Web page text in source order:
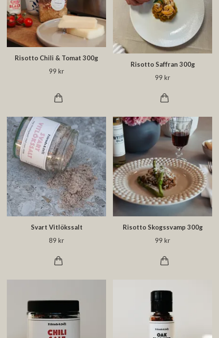
Risotto Chili & Tomat 300g
99 kr
Risotto Saffran 300g
99 kr
Svart Vitlökssalt
89 kr
Risotto Skogssvamp 300g
99 kr